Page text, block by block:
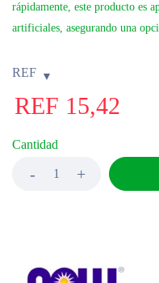
rápidamente, este producto es
artificiales, asegurando una
REF
REF 15,42
Cantidad